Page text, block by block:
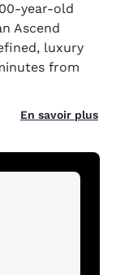
year-old
Ascend
luxury
from
En savoir plus